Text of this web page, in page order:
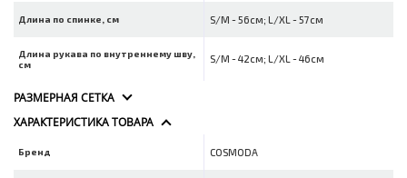
Длина по спинке, см S/M - 56см; L/XL - 57см
Длина рукава по внутреннему шву,
см
S/M - 42см; L/XL - 46см
РАЗМЕРНАЯ СЕТКА
ХАРАКТЕРИСТИКА ТОВАРА
Бренд COSMODA